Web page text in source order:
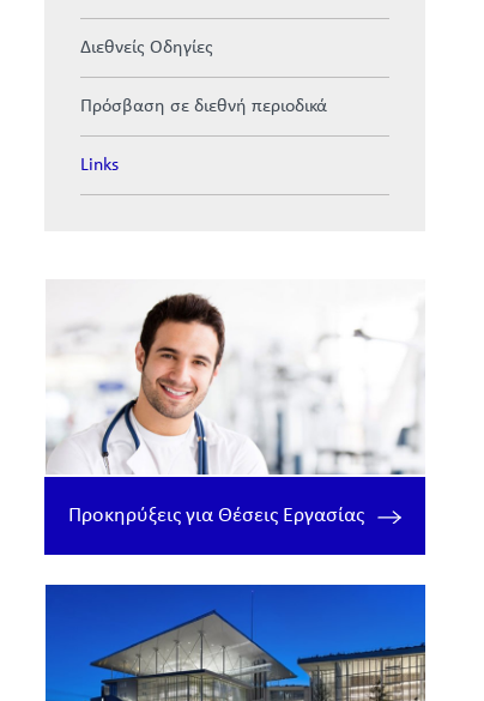
Διεθνείς Οδηγίες
Πρόσβαση σε διεθνή περιοδικά
Links
Προκηρύξεις για Θέσεις Εργασίας